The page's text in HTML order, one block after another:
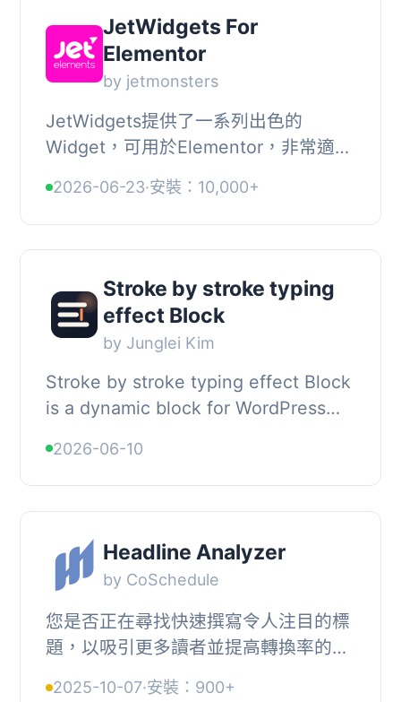
JetWidgets For
Elementor
by jetmonsters
JetWidgets提供了一系列出色的
Widget，可用於Elementor，非常適合
己的內容樣式設置，可以在不編寫任何
代碼的情況下創建內...
2026-06-23·安裝：10,000+
Stroke by stroke typing
effect Block
by Junglei Kim
Stroke by stroke typing effect Block
is a dynamic block for WordPress
motion without sacrificing
accessibility or g...
2026-06-10
Headline Analyzer
by CoSchedule
您是否正在尋找快速撰寫令人注目的標
題，以吸引更多讀者並提高轉換率的方
2025-10-07·安裝：900+